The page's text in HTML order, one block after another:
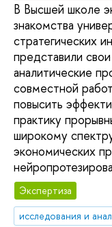
В Высшей школе
знакомства
стратегических
представили
аналитические
совместной
повысить
практику
широкому
экономических
Экспертиза
исследования и